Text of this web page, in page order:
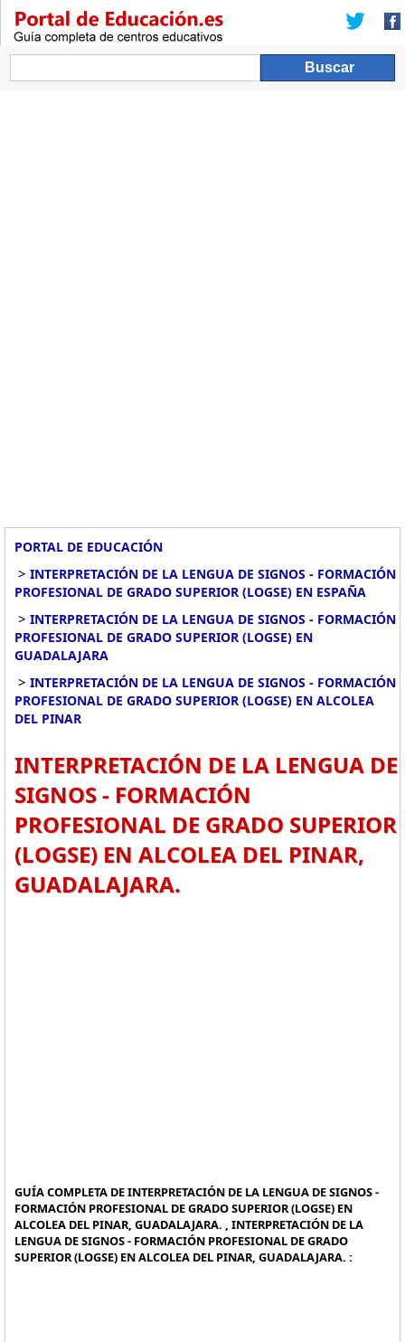
PORTAL DE EDUCACIÓN
> INTERPRETACIÓN DE LA LENGUA DE SIGNOS - FORMACIÓN
PROFESIONAL DE GRADO SUPERIOR (LOGSE) EN ESPAÑA
> INTERPRETACIÓN DE LA LENGUA DE SIGNOS - FORMACIÓN
PROFESIONAL DE GRADO SUPERIOR (LOGSE) EN
GUADALAJARA
> INTERPRETACIÓN DE LA LENGUA DE SIGNOS - FORMACIÓN
PROFESIONAL DE GRADO SUPERIOR (LOGSE) EN ALCOLEA
DEL PINAR
INTERPRETACIÓN DE LA LENGUA DE
SIGNOS - FORMACIÓN
PROFESIONAL DE GRADO SUPERIOR
(LOGSE) EN ALCOLEA DEL PINAR,
GUADALAJARA.
GUÍA COMPLETA DE INTERPRETACIÓN DE LA LENGUA DE SIGNOS -
FORMACIÓN PROFESIONAL DE GRADO SUPERIOR (LOGSE) EN
ALCOLEA DEL PINAR, GUADALAJARA. , INTERPRETACIÓN DE LA
LENGUA DE SIGNOS - FORMACIÓN PROFESIONAL DE GRADO
SUPERIOR (LOGSE) EN ALCOLEA DEL PINAR, GUADALAJARA. :